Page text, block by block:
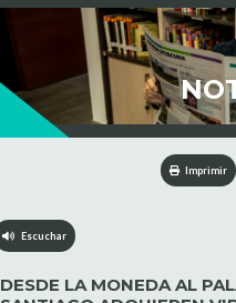
Imprimir
Escuchar
DESDE LA MONEDA AL